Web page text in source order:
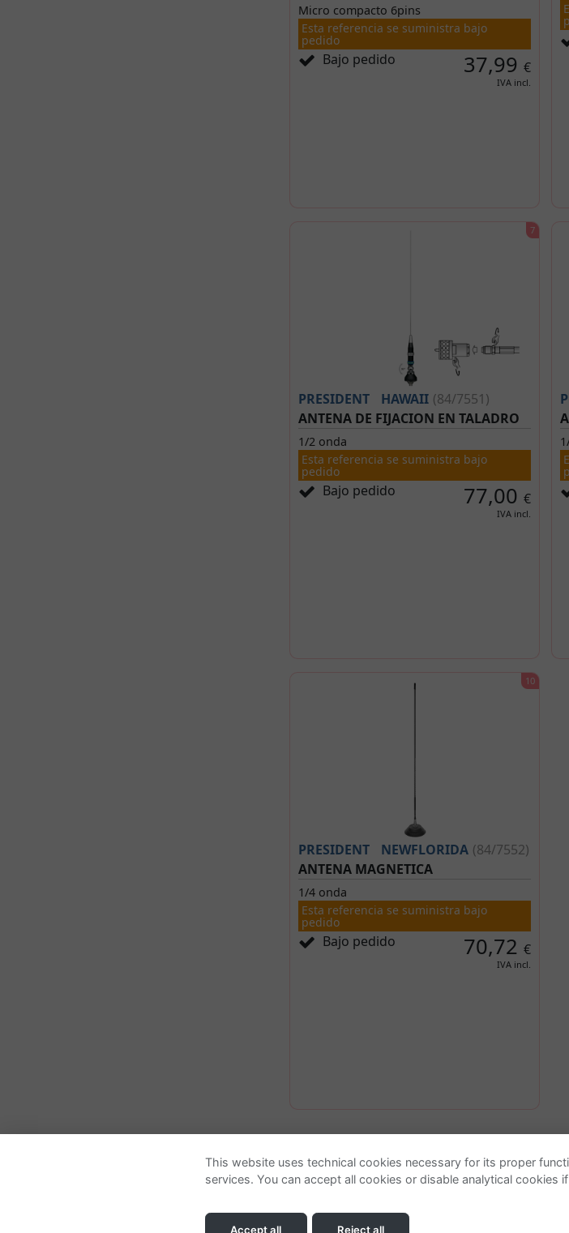
Micro compacto 6pins
Esta referencia se suministra bajo
pedido
Bajo pedido 37,99€
IVA incl.
PRESIDENT HAWAII (84/7551)
ANTENA DE FIJACION EN TALADRO
1/2 onda
Esta referencia se suministra bajo
pedido
Bajo pedido 77,00€
IVA incl.
PRESIDENT NEWFLORIDA (84/7552)
ANTENA MAGNETICA
1/4 onda
Esta referencia se suministra bajo
pedido
Bajo pedido 70,72€
IVA incl.
Quienes somos Ayuda
Localizar o gestionar
This website uses technical cookies necessary for its proper
services. You can accept all cookies or disable analytical cookies
Accept all Reject all